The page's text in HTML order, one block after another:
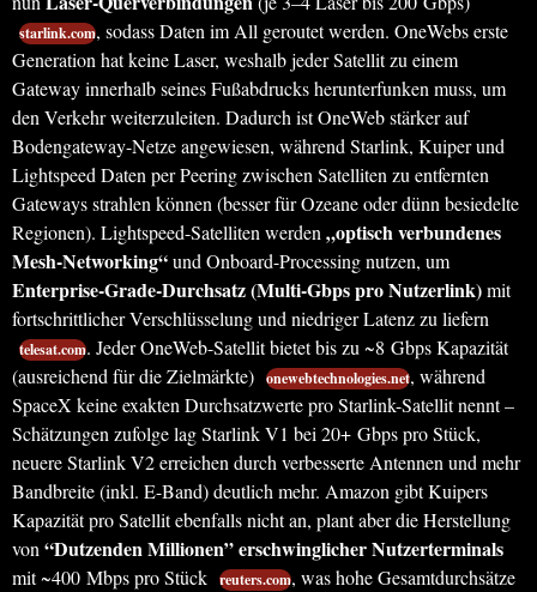
starlink.com, sodass Daten im All geroutet werden. OneWebs erste
Generation hat keine Laser, weshalb jeder Satellit zu einem
Gateway innerhalb seines Fußabdrucks herunterfunken muss, um
den Verkehr weiterzuleiten. Dadurch ist OneWeb stärker auf
Bodengateway-Netze angewiesen, während Starlink, Kuiper und
Lightspeed Daten per Peering zwischen Satelliten zu entfernten
Gateways strahlen können (besser für Ozeane oder dünn besiedelte
Regionen). Lightspeed-Satelliten werden„optisch verbundenes
Mesh-Networking“und Onboard-Processing nutzen, um
Enterprise-Grade-Durchsatz (Multi-Gbps pro Nutzerlink)mit
fortschrittlicher Verschlüsselung und niedriger Latenz zu liefern
telesat.com. Jeder OneWeb-Satellit bietet bis zu ~8 Gbps Kapazität
(ausreichend für die Zielmärkte) onewebtechnologies.net, während
SpaceX keine exakten Durchsatzwerte pro Starlink-Satellit nennt –
Schätzungen zufolge lag Starlink V1 bei 20+ Gbps pro Stück,
neuere Starlink V2 erreichen durch verbesserte Antennen und mehr
Bandbreite (inkl. E-Band) deutlich mehr. Amazon gibt Kuipers
Kapazität pro Satellit ebenfalls nicht an, plant aber die Herstellung
von“Dutzenden Millionen” erschwinglicher Nutzerterminals
mit ~400 Mbps pro Stück reuters.com, was hohe Gesamtdurchsätze